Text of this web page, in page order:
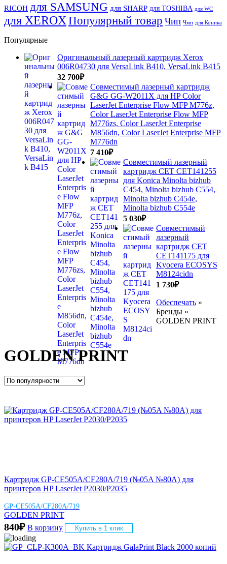
RICOH для SAMSUNG для SHARP для TOSHIBA для WC
для XEROX Популярный товар Чип Чмп для Коника
Популярные
Оригинальный лазерный картридж Xerox
006R04730 для VersaLink B410, VersaLink B415
32 700₽
Совместимый лазерный картридж
G&G GG-W2011X для HP Color
LaserJet Enterprise Flow MFP M776z,
Color LaserJet Enterprise Flow MFP
M776zs, Color LaserJet Enterprise
M856dn, Color LaserJet Enterprise MFP
M776dn
7 410₽
Совместимый лазерный
картридж CET CET141255
для Konica Minolta bizhub
C454, Minolta bizhub C554,
Minolta bizhub C454e,
Minolta bizhub C554e
5 030₽
Совместимый
лазерный
картридж CET
CET141175 для
Kyocera ECOSYS
M8124cidn
1 730₽
Обеспечать »
Бренды »
GOLDEN PRINT
GOLDEN PRINT
Картридж GP-CE505A/CF280A/719 (№05A №80A) для
принтеров HP LaserJet P2030/P2035
GP-CE505A/CF280A/719
GOLDEN PRINT
840₽ В корзину Купить в 1 клик